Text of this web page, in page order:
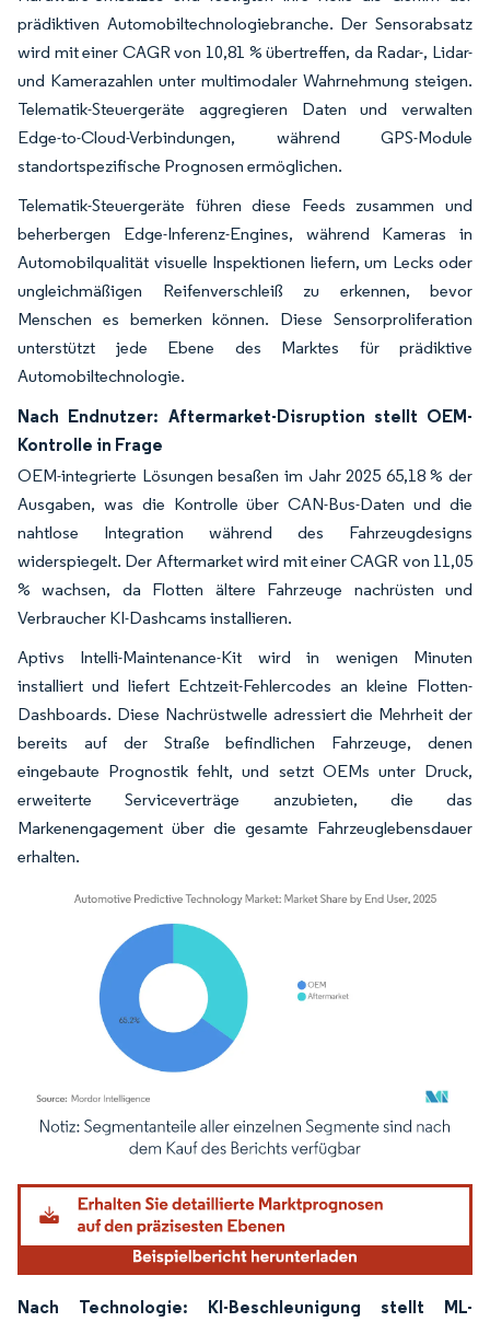
prädiktiven Automobiltechnologiebranche. Der Sensorabsatz
wird mit einer CAGR von 10,81 % übertreffen, da Radar-, Lidar-
und Kamerazahlen unter multimodaler Wahrnehmung steigen.
Telematik-Steuergeräte aggregieren Daten und verwalten
Edge-to-Cloud-Verbindungen, während GPS-Module
standortspezifische Prognosen ermöglichen.
Telematik-Steuergeräte führen diese Feeds zusammen und
beherbergen Edge-Inferenz-Engines, während Kameras in
Automobilqualität visuelle Inspektionen liefern, um Lecks oder
ungleichmäßigen Reifenverschleiß zu erkennen, bevor
Menschen es bemerken können. Diese Sensorproliferation
unterstützt jede Ebene des Marktes für prädiktive
Automobiltechnologie.
Nach Endnutzer: Aftermarket-Disruption stellt OEM-
Kontrolle in Frage
OEM-integrierte Lösungen besaßen im Jahr 2025 65,18 % der
Ausgaben, was die Kontrolle über CAN-Bus-Daten und die
nahtlose Integration während des Fahrzeugdesigns
widerspiegelt. Der Aftermarket wird mit einer CAGR von 11,05
% wachsen, da Flotten ältere Fahrzeuge nachrüsten und
Verbraucher KI-Dashcams installieren.
Aptivs Intelli-Maintenance-Kit wird in wenigen Minuten
installiert und liefert Echtzeit-Fehlercodes an kleine Flotten-
Dashboards. Diese Nachrüstwelle adressiert die Mehrheit der
bereits auf der Straße befindlichen Fahrzeuge, denen
eingebaute Prognostik fehlt, und setzt OEMs unter Druck,
erweiterte Serviceverträge anzubieten, die das
Markenengagement über die gesamte Fahrzeuglebensdauer
erhalten.
Bild © Mordor Intelligence. Wiederverwendung erfordert Namensnennung
Nach Technologie: KI-Beschleunigung stellt ML-